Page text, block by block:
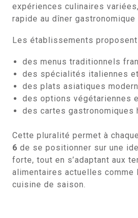
expériences culinaires
rapide au dîner gastronomique
Les établissements proposent
des menus traditionnels
des spécialités italiennes
des plats asiatiques
des options végétariennes
des cartes gastronomiques
Cette pluralité permet à chaque
6 de se positionner sur une
forte, tout en s’adaptant aux
alimentaires actuelles comme
cuisine de saison.